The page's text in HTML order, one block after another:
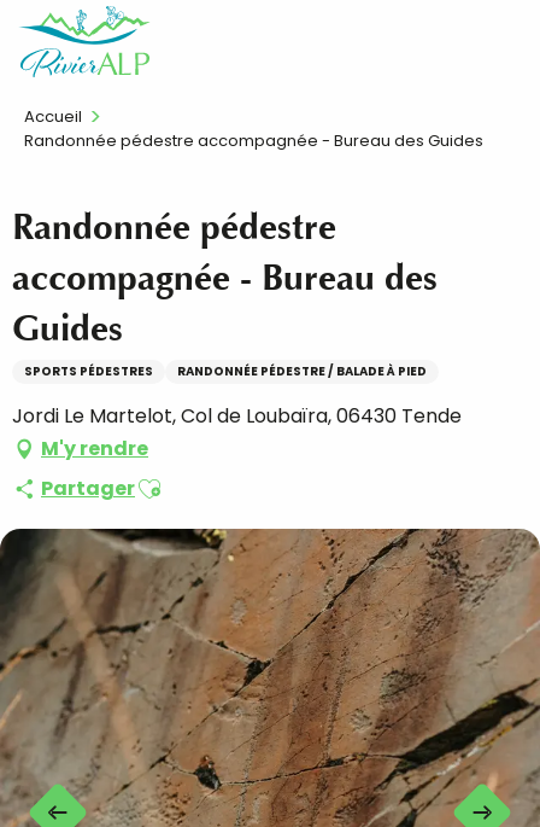
contenu
FR
Accueil
Randonnée pédestre accompagnée - Bureau des Guides
Randonnée pédestre
accompagnée - Bureau des
Guides
SPORTS PÉDESTRES RANDONNÉE PÉDESTRE / BALADE À PIED
Jordi Le Martelot, Col de Loubaïra, 06430 Tende
M'y rendre
PartagerAjouter aux favoris